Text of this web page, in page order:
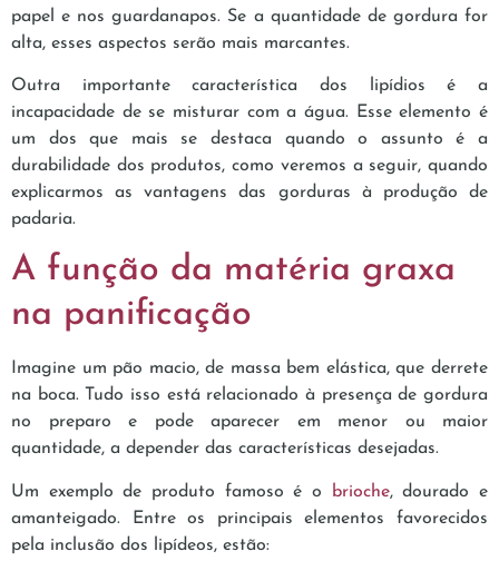
papel e nos guardanapos. Se a quantidade de gordura for
alta, esses aspectos serão mais marcantes.
Outra importante característica dos lipídios é a
incapacidade de se misturar com a água. Esse elemento é
um dos que mais se destaca quando o assunto é a
durabilidade dos produtos, como veremos a seguir, quando
explicarmos as vantagens das gorduras à produção de
padaria.
A função da matéria graxa
na panificação
Imagine um pão macio, de massa bem elástica, que derrete
na boca. Tudo isso está relacionado à presença de gordura
no preparo e pode aparecer em menor ou maior
quantidade, a depender das características desejadas.
Um exemplo de produto famoso é o brioche, dourado e
amanteigado. Entre os principais elementos favorecidos
pela inclusão dos lipídeos, estão: